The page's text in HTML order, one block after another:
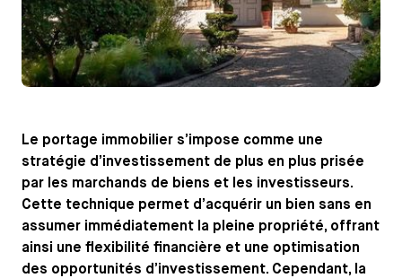
Le portage immobilier s’impose comme une
stratégie d’investissement de plus en plus prisée
par les marchands de biens et les investisseurs.
Cette technique permet d’acquérir un bien sans en
assumer immédiatement la pleine propriété, offrant
ainsi une flexibilité financière et une optimisation
des opportunités d’investissement. Cependant, la